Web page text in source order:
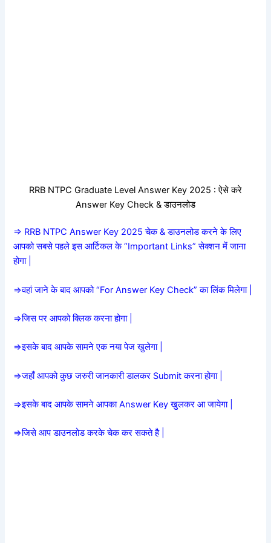
RRB NTPC Graduate Level Answer Key 2025 : ऐसे करे
Answer Key Check & डाउनलोड
=> RRB NTPC Answer Key 2025 चेक & डाउनलोड करने के लिए
आपको सबसे पहले इस आर्टिकल के “Important Links” सेक्शन में जाना
होगा |
=>वहां जाने के बाद आपको “For Answer Key Check” का लिंक मिलेगा |
=>जिस पर आपको क्लिक करना होगा |
=>इसके बाद आपके सामने एक नया पेज खुलेगा |
=>जहाँ आपको कुछ जरुरी जानकारी डालकर Submit करना होगा |
=>इसके बाद आपके सामने आपका Answer Key खुलकर आ जायेगा |
=>जिसे आप डाउनलोड करके चेक कर सकते है |